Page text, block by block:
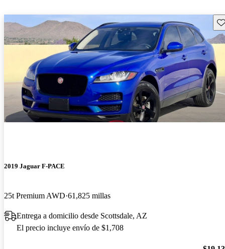
2019 Jaguar F-PACE
25t Premium AWD 61,825 millas
Entrega a domicilio desde Scottsdale, AZ
El precio incluye envío de $1,708